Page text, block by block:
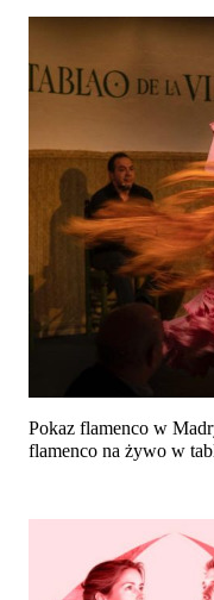
Pokaz flamenco w
flamenco na żywo w